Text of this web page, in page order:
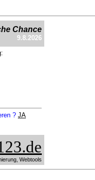
Chance
9.8.2026
? JA
Webtools